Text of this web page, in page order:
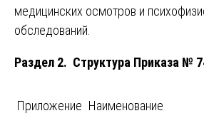
медицинских осмотров и
обследований.
Раздел 2. Структура Приказа №
Приложение Наименование